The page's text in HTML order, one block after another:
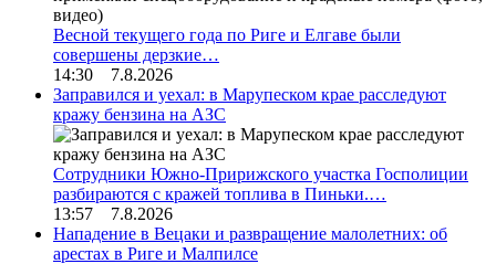
Весной текущего года по Риге и Елгаве были
совершены дерзкие…
14:30 7.8.2026
Заправился и уехал: в Марупеском крае расследуют
кражу бензина на АЗС
Сотрудники Южно-Пририжского участка Госполиции
разбираются с кражей топлива в Пиньки.…
13:57 7.8.2026
Нападение в Вецаки и развращение малолетних: об
арестах в Риге и Малпилсе